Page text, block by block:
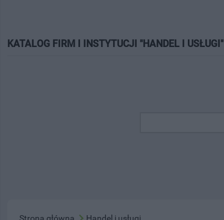
KATALOG FIRM I INSTYTUCJI "HANDEL I USŁUGI"